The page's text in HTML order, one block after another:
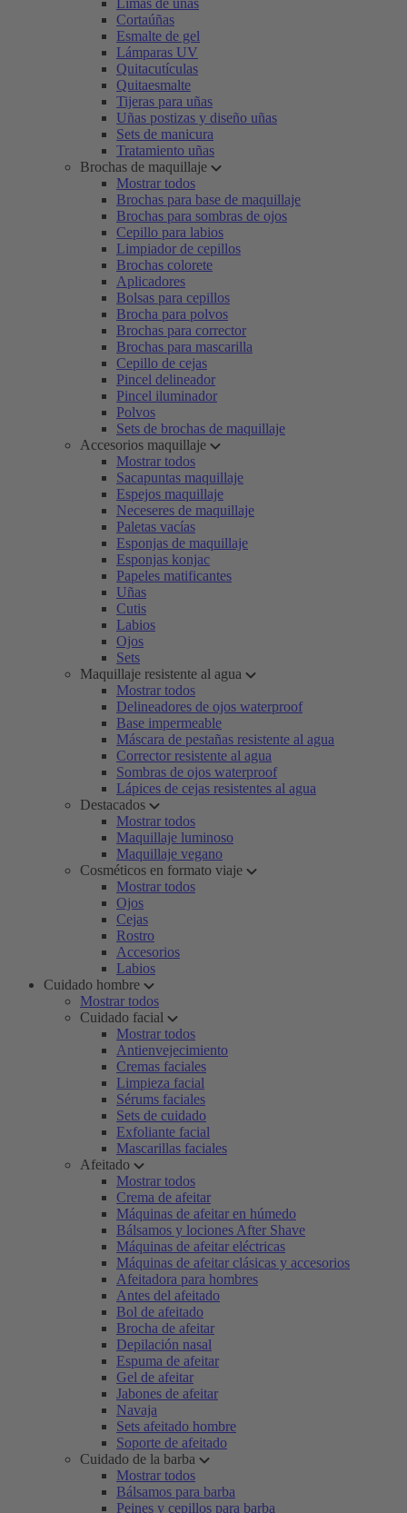
Limas de uñas
Cortaúñas
Esmalte de gel
Lámparas UV
Quitacutículas
Quitaesmalte
Tijeras para uñas
Uñas postizas y diseño uñas
Sets de manicura
Tratamiento uñas
Brochas de maquillaje
Mostrar todos
Brochas para base de maquillaje
Brochas para sombras de ojos
Cepillo para labios
Limpiador de cepillos
Brochas colorete
Aplicadores
Bolsas para cepillos
Brocha para polvos
Brochas para corrector
Brochas para mascarilla
Cepillo de cejas
Pincel delineador
Pincel iluminador
Polvos
Sets de brochas de maquillaje
Accesorios maquillaje
Mostrar todos
Sacapuntas maquillaje
Espejos maquillaje
Neceseres de maquillaje
Paletas vacías
Esponjas de maquillaje
Esponjas konjac
Papeles matificantes
Uñas
Cutis
Labios
Ojos
Sets
Maquillaje resistente al agua
Mostrar todos
Delineadores de ojos waterproof
Base impermeable
Máscara de pestañas resistente al agua
Corrector resistente al agua
Sombras de ojos waterproof
Lápices de cejas resistentes al agua
Destacados
Mostrar todos
Maquillaje luminoso
Maquillaje vegano
Cosméticos en formato viaje
Mostrar todos
Ojos
Cejas
Rostro
Accesorios
Labios
Cuidado hombre
Mostrar todos
Cuidado facial
Mostrar todos
Antienvejecimiento
Cremas faciales
Limpieza facial
Sérums faciales
Sets de cuidado
Exfoliante facial
Mascarillas faciales
Afeitado
Mostrar todos
Crema de afeitar
Máquinas de afeitar en húmedo
Bálsamos y lociones After Shave
Máquinas de afeitar eléctricas
Máquinas de afeitar clásicas y accesorios
Afeitadora para hombres
Antes del afeitado
Bol de afeitado
Brocha de afeitar
Depilación nasal
Espuma de afeitar
Gel de afeitar
Jabones de afeitar
Navaja
Sets afeitado hombre
Soporte de afeitado
Cuidado de la barba
Mostrar todos
Bálsamos para barba
Peines y cepillos para barba